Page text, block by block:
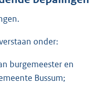
onder:
burgemeester en
Bussum;